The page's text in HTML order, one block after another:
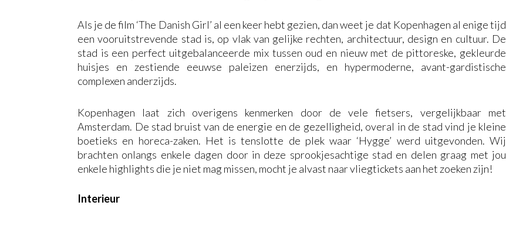
Als je de film ‘The Danish Girl’ al een keer hebt gezien, dan weet je dat Kopenhagen al enige tijd
een vooruitstrevende stad is, op vlak van gelijke rechten, architectuur, design en cultuur. De
stad is een perfect uitgebalanceerde mix tussen oud en nieuw met de pittoreske, gekleurde
huisjes en zestiende eeuwse paleizen enerzijds, en hypermoderne, avant-gardistische
complexen anderzijds.
Kopenhagen laat zich overigens kenmerken door de vele fietsers, vergelijkbaar met
Amsterdam. De stad bruist van de energie en de gezelligheid, overal in de stad vind je kleine
boetieks en horeca-zaken. Het is tenslotte de plek waar ‘Hygge’ werd uitgevonden. Wij
brachten onlangs enkele dagen door in deze sprookjesachtige stad en delen graag met jou
enkele highlights die je niet mag missen, mocht je alvast naar vliegtickets aan het zoeken zijn!
Interieur